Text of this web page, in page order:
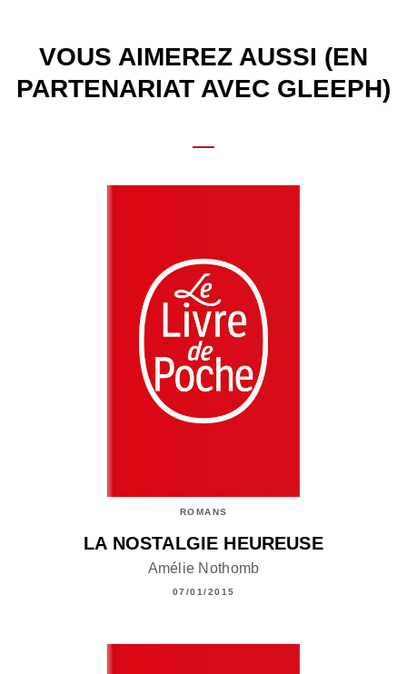
VOUS AIMEREZ AUSSI (EN
PARTENARIAT AVEC GLEEPH)
ROMANS
LA NOSTALGIE HEUREUSE
Amélie Nothomb
07/01/2015